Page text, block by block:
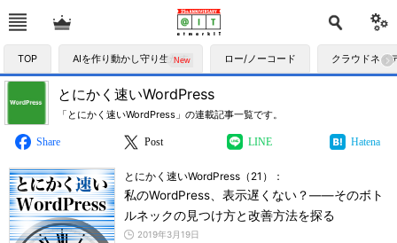
TOP AIを作り動かし守り生かす ロー/ノーコード クラウドネイ
とにかく速いWordPress
「とにかく速いWordPress」の連載記事一覧です。
Share Post LINE Hatena
とにかく速いWordPress（21）：
私のWordPress、表示遅くない？――そのボト
ルネックの見つけ方と改善方法を探る
2019年3月19日